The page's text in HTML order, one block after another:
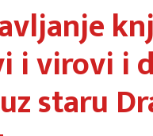
i virovi i
staru